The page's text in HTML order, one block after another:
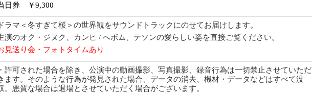
日券 ￥9,300
ラマ＜冬すぎて桜＞の世界観をサウンドトラックにのせてお届けします。
演のオク・ジヌク、カンヒ / へボム、テソンの愛らしい姿を直接ご覧ください。
見送り会・フォトタイムあり
許可された場合を除き、公演中の動画撮影、写真撮影、録音行為は一切禁止させていただ
ます。そのような行為が発見された場合、データの消去、機材・データなどはすべて没
。悪質な場合は退場とさせていただく場合がございます。